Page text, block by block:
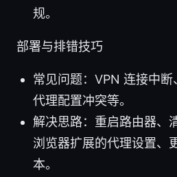
规。
部署与排错技巧
常见问题：VPN 连接中
代理配置冲突等。
解决思路：重启路由器、
浏览器扩展的代理设置、
本。